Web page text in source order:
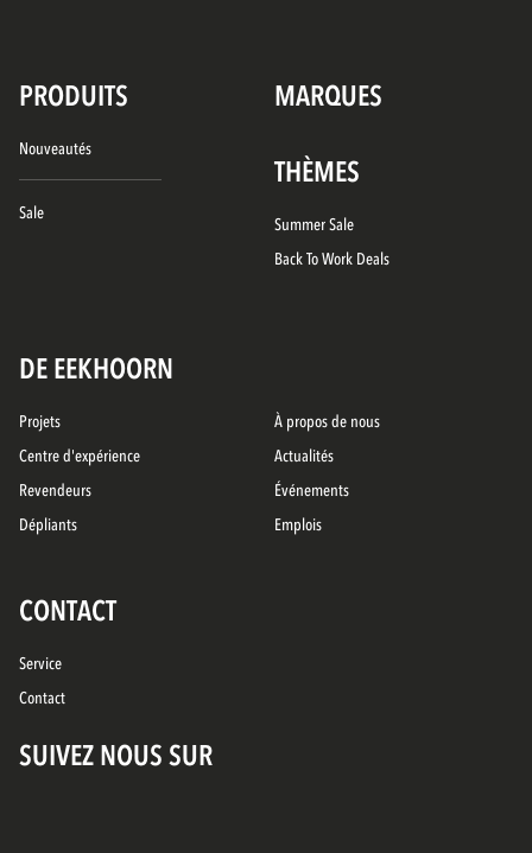
PRODUITS MARQUES
Nouveautés
Sale
THÈMES
Summer Sale
Back To Work Deals
DE EEKHOORN
Projets
Centre d'expérience
Revendeurs
Dépliants
À propos de nous
Actualités
Événements
Emplois
CONTACT
Service
Contact
SUIVEZ NOUS SUR